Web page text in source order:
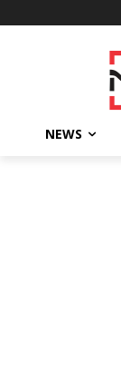
NEWS